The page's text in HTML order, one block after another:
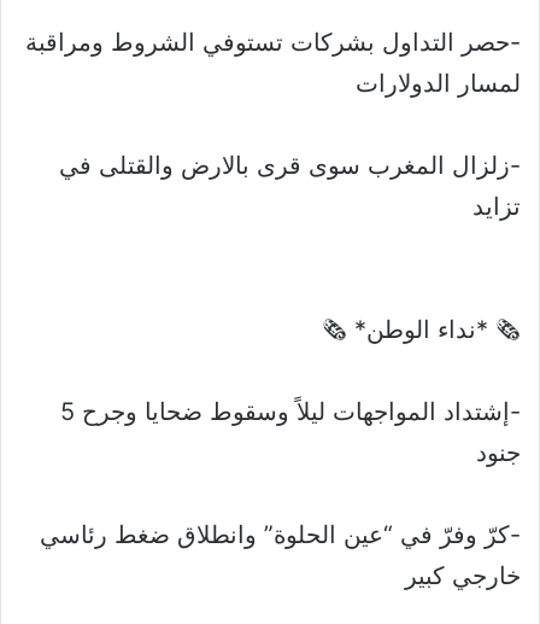
-حصر التداول بشركات تستوفي الشروط ومراقبة
لمسار الدولارات
-زلزال المغرب سوى قرى بالارض والقتلى في
تزايد
🗞 *نداء الوطن* 🗞
-إشتداد المواجهات ليلاً وسقوط ضحايا وجرح 5
جنود
-كرّ وفرّ في “عين الحلوة” وانطلاق ضغط رئاسي
خارجي كبير